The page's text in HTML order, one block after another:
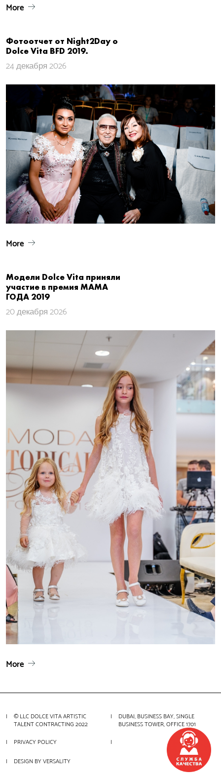
More
Фотоотчет от Night2Day о
Dolce Vita​ BFD 2019.
24 декабря 2026
More
Модели Dolce Vita приняли
участие в премия МАМА
ГОДА 2019
20 декабря 2026
More
© LLC DOLCE VITA ARTISTIC
TALENT CONTRACTING 2022
DUBAI, BUSINESS BAY, SINGLE
BUSINESS TOWER, OFFICE 1701
PRIVACY POLICY
DESIGN BY VERSALITY